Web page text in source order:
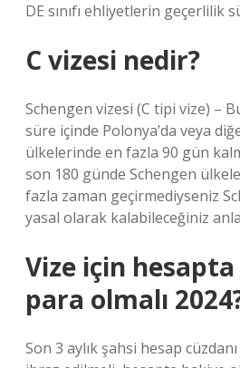
DE sınıfı ehliyetlerin geçerlilik
C vizesi nedir?
Schengen vizesi (C tipi vize) –
süre içinde Polonya’da veya
ülkelerinde en fazla 90 gün
son 180 günde Schengen
fazla zaman geçirmediyseniz
yasal olarak kalabileceğiniz
Vize için
para olmalı
Son 3 aylık şahsi hesap